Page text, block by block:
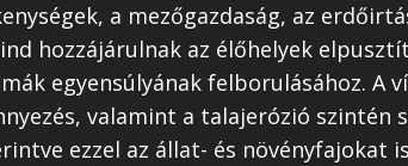
a mezőgazdaság, az
hozzájárulnak az élőhelyek
egyensúlyának felborulásához. A
valamint a talajerózió szintén
ezzel az állat- és növényfajokat